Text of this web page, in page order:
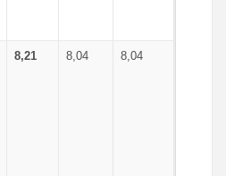
8,21 8,04 8,04